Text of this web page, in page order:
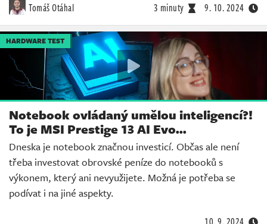
Tomáš Otáhal 3 minuty 9. 10. 2024
HARDWARE TEST
Notebook ovládaný umělou inteligencí?!
To je MSI Prestige 13 AI Evo...
Dneska je notebook značnou investicí. Občas ale není
třeba investovat obrovské peníze do notebooků s
výkonem, který ani nevyužijete. Možná je potřeba se
podívat i na jiné aspekty.